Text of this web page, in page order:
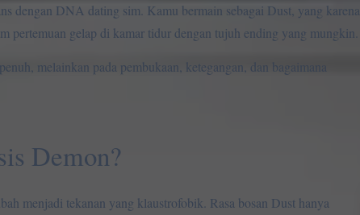
dengan DNA dating sim. Kamu bermain sebagai Dust, yang karena
pertemuan gelap di kamar tidur dengan tujuh ending yang mungkin.
melainkan pada pembukaan, ketegangan, dan bagaimana
Demon?
menjadi tekanan yang klaustrofobik. Rasa bosan Dust hanya